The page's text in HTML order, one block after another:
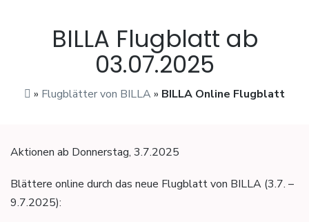
BILLA Flugblatt ab
03.07.2025
» Flugblätter von BILLA» BILLA Online Flugblatt
Aktionen ab Donnerstag, 3.7.2025
Blättere online durch das neue Flugblatt von BILLA (3.7. –
9.7.2025):